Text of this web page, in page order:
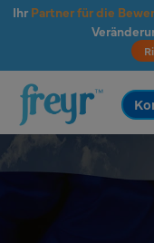
Zum Hauptinhalt
Ihr Partner für die
.